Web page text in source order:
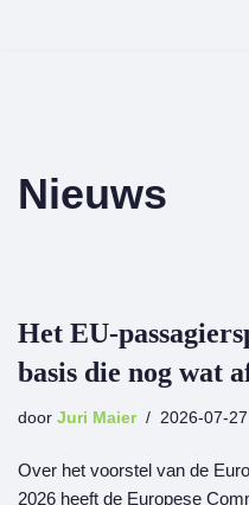
Nieuws
Het EU-
basis die nog wat
door Juri Maier 2026-07-27
Over het voorstel van de
2026 heeft de Europese